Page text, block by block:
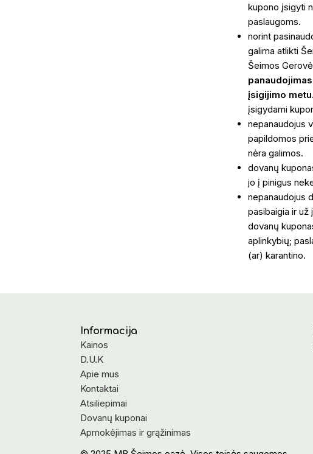
kupono įsigyti
paslaugoms.
norint
galima atlikti
Šeimos
įsigijimo metu.
įsigydami
nepanaudojus
papildomos
nėra galimos.
dovanų
jo į pinigus
nepanaudojus
pasibaigia ir už
dovanų
aplinkybių;
(ar) karantino.
Informacija
Kainos
D.U.K
Apie mus
Kontaktai
Atsiliepimai
Dovanų kuponai
Apmokėjimas ir grąžinimas